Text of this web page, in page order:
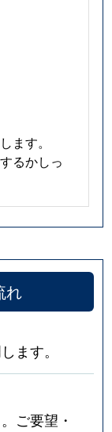
ます。
るかしっ
れ
ます。
ご要望・